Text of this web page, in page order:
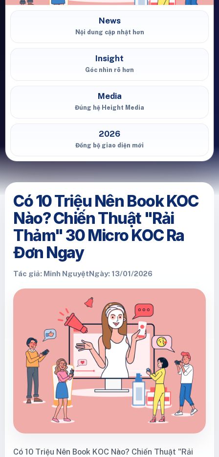
News
Nội dung cập nhật hơn
Insight
Góc nhìn rõ hơn
Media
Đúng hệ Height Media
2026
Đồng bộ giao diện mới
Có 10 Triệu Nên Book KOC
Nào? Chiến Thuật "Rải
Thảm" 30 Micro KOC Ra
Đơn Ngay
Tác giả: Minh NguyệtNgày: 13/01/2026
Có 10 Triệu Nên Book KOC Nào? Chiến Thuật "Rải